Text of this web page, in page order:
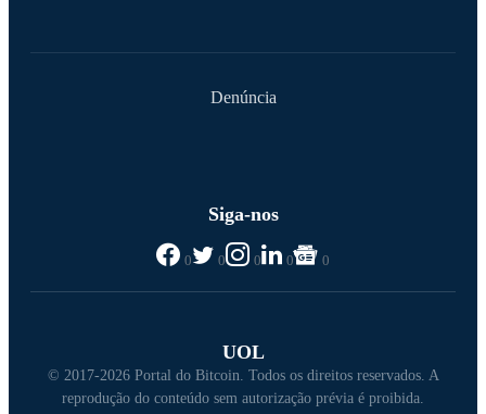
Denúncia
Siga-nos
0 0 0 0 0
UOL
© 2017-2026 Portal do Bitcoin. Todos os direitos reservados. A
reprodução do conteúdo sem autorização prévia é proibida.